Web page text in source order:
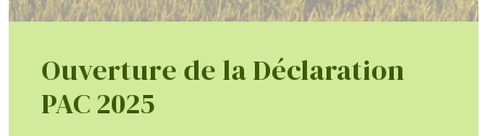
Ouverture de la Déclaration
PAC 2025